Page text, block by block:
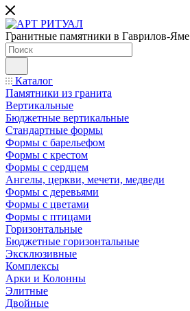
Гранитные памятники в Гаврилов-Яме
Каталог
Памятники из гранита
Вертикальные
Бюджетные вертикальные
Стандартные формы
Формы с барельефом
Формы с крестом
Формы с сердцем
Ангелы, церкви, мечети, медведи
Формы с деревьями
Формы с цветами
Формы с птицами
Горизонтальные
Бюджетные горизонтальные
Эксклюзивные
Комплексы
Арки и Колонны
Элитные
Двойные